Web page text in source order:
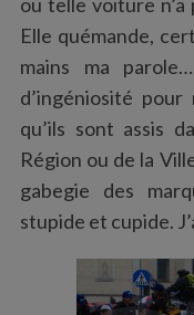
Elle quémande,
mains ma
d’ingéniosité
qu’ils sont assis
Région ou de la
gabegie des
stupide et cupide.
e